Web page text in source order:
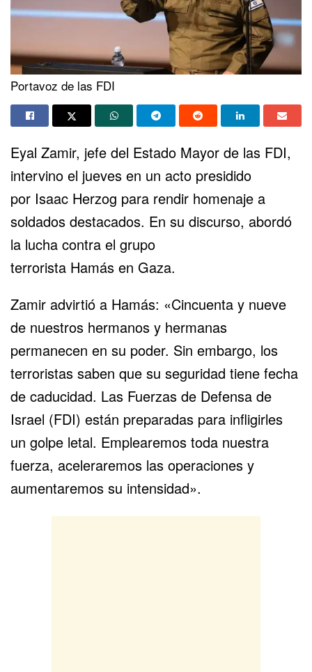
Portavoz de las FDI
Eyal Zamir, jefe del Estado Mayor de las FDI,
intervino el jueves en un acto presidido
por Isaac Herzog para rendir homenaje a
soldados destacados. En su discurso, abordó
la lucha contra el grupo
terrorista Hamás en Gaza.
Zamir advirtió a Hamás: «Cincuenta y nueve
de nuestros hermanos y hermanas
permanecen en su poder. Sin embargo, los
terroristas saben que su seguridad tiene fecha
de caducidad. Las Fuerzas de Defensa de
Israel (FDI) están preparadas para infligirles
un golpe letal. Emplearemos toda nuestra
fuerza, aceleraremos las operaciones y
aumentaremos su intensidad».